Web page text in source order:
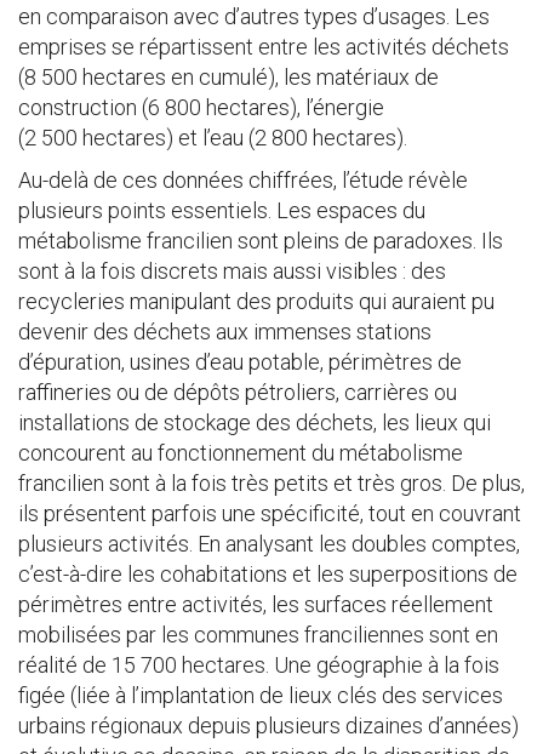
en comparaison avec d’autres types d’usages. Les
emprises se répartissent entre les activités déchets
(8 500 hectares en cumulé), les matériaux de
construction (6 800 hectares), l’énergie
(2 500 hectares) et l’eau (2 800 hectares).
Au-delà de ces données chiffrées, l’étude révèle
plusieurs points essentiels. Les espaces du
métabolisme francilien sont pleins de paradoxes. Ils
sont à la fois discrets mais aussi visibles : des
recycleries manipulant des produits qui auraient pu
devenir des déchets aux immenses stations
d’épuration, usines d’eau potable, périmètres de
raffineries ou de dépôts pétroliers, carrières ou
installations de stockage des déchets, les lieux qui
concourent au fonctionnement du métabolisme
francilien sont à la fois très petits et très gros. De plus,
ils présentent parfois une spécificité, tout en couvrant
plusieurs activités. En analysant les doubles comptes,
c’est-à-dire les cohabitations et les superpositions de
périmètres entre activités, les surfaces réellement
mobilisées par les communes franciliennes sont en
réalité de 15 700 hectares. Une géographie à la fois
figée (liée à l’implantation de lieux clés des services
urbains régionaux depuis plusieurs dizaines d’années)